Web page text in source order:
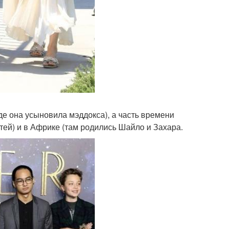
она усыновила мэддокса), а часть времени
и в Африке (там родились Шайло и Захара.